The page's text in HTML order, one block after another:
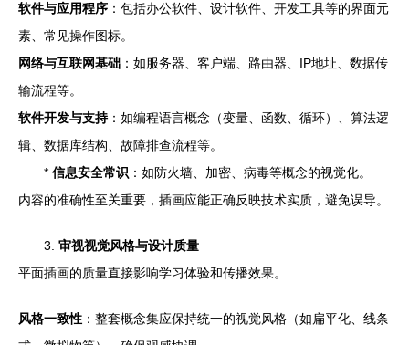
软件与应用程序 ：包括办公软件、设计软件、开发工具等的界面元
素、常见操作图标。
网络与互联网基础 ：如服务器、客户端、路由器、IP地址、数据传
输流程等。
软件开发与支持：如编程语言概念（变量、函数、循环）、算法逻
辑、数据库结构、故障排查流程等。
* 信息安全常识 ：如防火墙、加密、病毒等概念的视觉化。
内容的准确性至关重要，插画应能正确反映技术实质，避免误导。
3. 审视视觉风格与设计质量
平面插画的质量直接影响学习体验和传播效果。
风格一致性 ：整套概念集应保持统一的视觉风格（如扁平化、线条